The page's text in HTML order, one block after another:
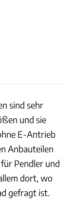
sind sehr
und sie
E-Antrieb
Anbauteilen
Pendler und
dort, wo
gefragt ist.